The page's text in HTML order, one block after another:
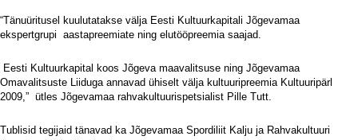
“Tänuüritusel kuulutatakse välja Eesti Kultuurkapitali Jõgevamaa
ekspertgrupi aastapreemiate ning elutööpreemia saajad.
Eesti Kultuurkapital koos Jõgeva maavalitsuse ning Jõgevamaa
Omavalitsuste Liiduga annavad ühiselt välja kultuuripreemia Kultuuripärl
2009,” ütles Jõgevamaa rahvakultuurispetsialist Pille Tutt.
Tublisid tegijaid tänavad ka Jõgevamaa Spordiliit Kalju ja Rahvakultuuri